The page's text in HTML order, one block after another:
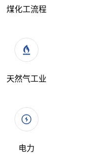
煤化工流程
天然气工业
电力